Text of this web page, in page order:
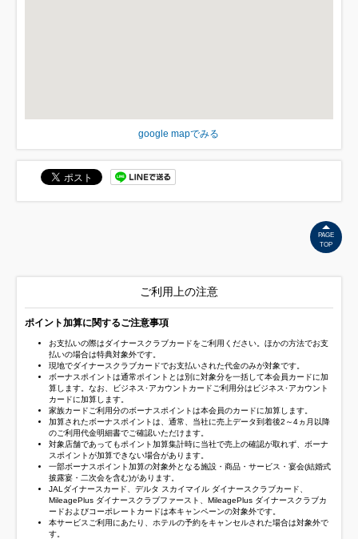
google mapでみる
PAGE
TOP
ご利用上の注意
ポイント加算に関するご注意事項
お支払いの際はダイナースクラブカードをご利用ください。ほかの方法でお支
払いの場合は特典対象外です。
現地でダイナースクラブカードでお支払いされた代金のみが対象です。
ボーナスポイントは通常ポイントとは別に対象分を一括して本会員カードに加
算します。なお、ビジネス･アカウントカードご利用分はビジネス･アカウント
カードに加算します。
家族カードご利用分のボーナスポイントは本会員のカードに加算します。
加算されたボーナスポイントは、通常、当社に売上データ到着後2～4ヵ月以降
のご利用代金明細書でご確認いただけます。
対象店舗であってもポイント加算集計時に当社で売上の確認が取れず、ボーナ
スポイントが加算できない場合があります。
一部ボーナスポイント加算の対象外となる施設・商品・サービス・宴会(結婚式
披露宴・二次会を含む)があります。
JALダイナースカード、デルタ スカイマイル ダイナースクラブカード、
MileagePlus ダイナースクラブファースト、MileagePlus ダイナースクラブカ
ードおよびコーポレートカードは本キャンペーンの対象外です。
本サービスご利用にあたり、ホテルの予約をキャンセルされた場合は対象外で
す。